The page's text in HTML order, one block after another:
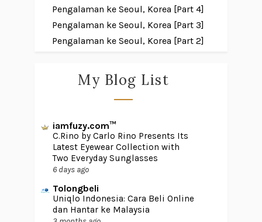
Pengalaman ke Seoul, Korea [Part 4]
Pengalaman ke Seoul, Korea [Part 3]
Pengalaman ke Seoul, Korea [Part 2]
My Blog List
iamfuzy.com™
C.Rino by Carlo Rino Presents Its
Latest Eyewear Collection with
Two Everyday Sunglasses
6 days ago
Tolongbeli
Uniqlo Indonesia: Cara Beli Online
dan Hantar ke Malaysia